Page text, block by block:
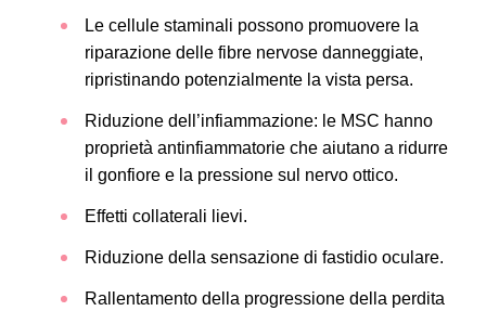
Le cellule staminali possono promuovere la
riparazione delle fibre nervose danneggiate,
ripristinando potenzialmente la vista persa.
Riduzione dell’infiammazione: le MSC hanno
proprietà antinfiammatorie che aiutano a ridurre
il gonfiore e la pressione sul nervo ottico.
Effetti collaterali lievi.
Riduzione della sensazione di fastidio oculare.
Rallentamento della progressione della perdita